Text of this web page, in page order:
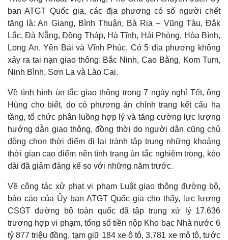
ban ATGT Quốc gia, các địa phương có số người chết
tăng là: An Giang, Bình Thuận, Bà Rịa – Vũng Tàu, Đắk
Lắc, Đà Nẵng, Đồng Tháp, Hà Tĩnh, Hải Phòng, Hòa Bình,
Long An, Yên Bái và Vĩnh Phúc. Có 5 địa phương không
xảy ra tai nạn giao thông: Bắc Ninh, Cao Bằng, Kom Tum,
Ninh Bình, Sơn La và Lào Cai.
Về tình hình ùn tắc giao thông trong 7 ngày nghỉ Tết, ông
Hùng cho biết, do có phương án chỉnh trang kết cấu hạ
tầng, tổ chức phân luồng hợp lý và tăng cường lực lượng
hướng dẫn giao thông, đồng thời do người dân cũng chủ
động chọn thời điểm đi lại tránh tập trung những khoảng
thời gian cao điểm nên tình trạng ùn tắc nghiêm trọng, kéo
dài đã giảm đáng kể so với những năm trước.
Về công tác xử phạt vi phạm Luật giao thông đường bộ,
báo cáo của Ủy ban ATGT Quốc gia cho thấy, lực lượng
CSGT đường bộ toàn quốc đã tập trung xử lý 17.636
trương hợp vi phạm, tổng số tiền nộp Kho bạc Nhà nước 6
tỷ 877 triệu đồng, tạm giữ 184 xe ô tô, 3.781 xe mô tô, tước